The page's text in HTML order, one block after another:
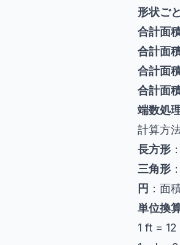
形状ご
合計面
合計面
合計面
合計面
端数処
計算方
長方形
三角形
円 ：面
単位換
1 ft =